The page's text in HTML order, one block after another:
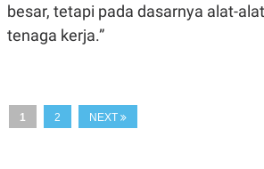
JARINGAN
A
N
S
R
besar, tetapi pada dasarnya alat-
tenaga kerja.”
1 2 NEXT